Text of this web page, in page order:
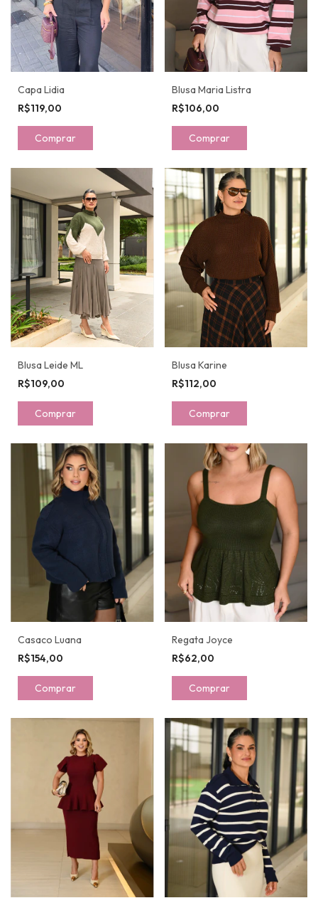
Capa Lidia
R$119,00
Comprar
Blusa Maria Listra
R$106,00
Comprar
Blusa Leide ML
R$109,00
Comprar
Blusa Karine
R$112,00
Comprar
Casaco Luana
R$154,00
Comprar
Regata Joyce
R$62,00
Comprar